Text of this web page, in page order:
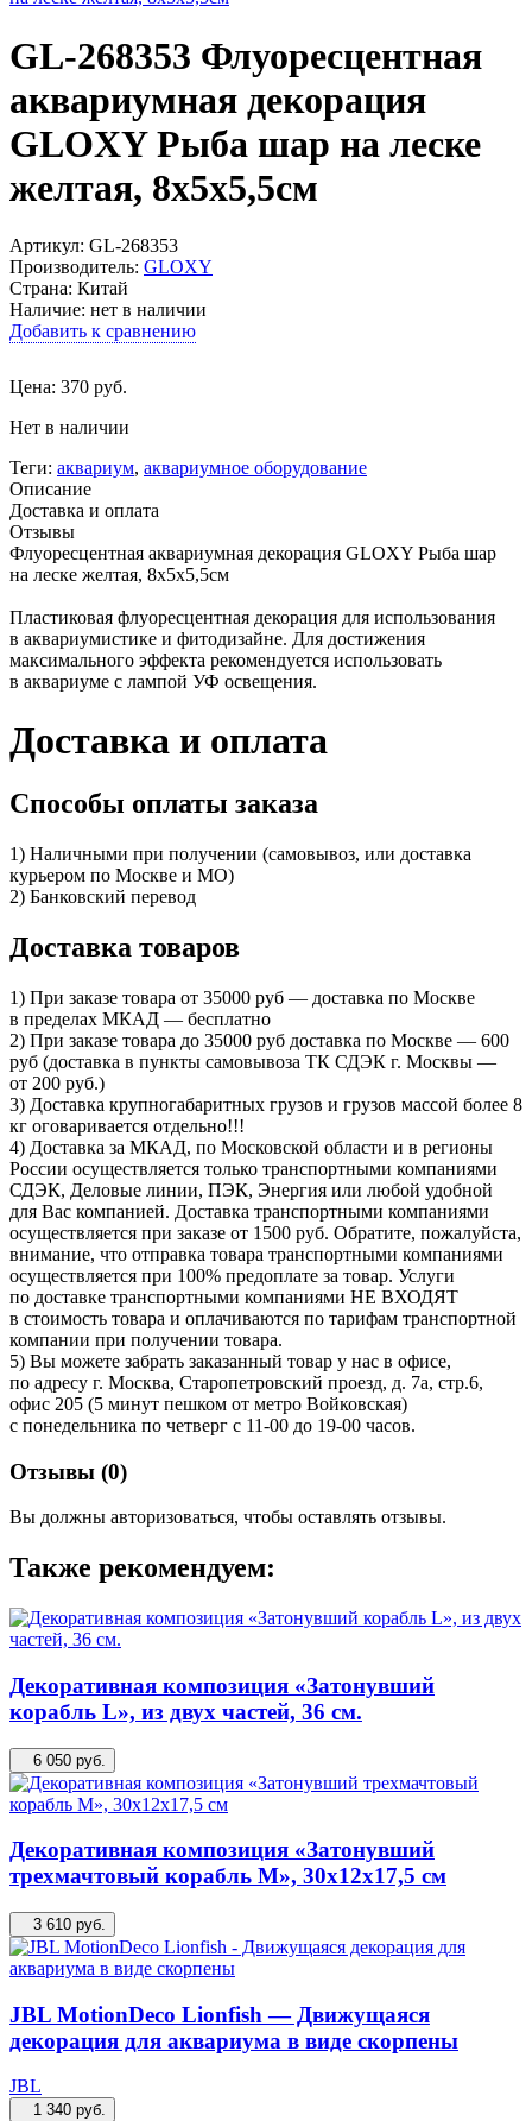
GL-268353 Флуоресцентная
аквариумная декорация
GLOXY Рыба шар на леске
желтая, 8х5х5,5см
Артикул: GL-268353
Производитель: GLOXY
Страна: Китай
Наличие: нет в наличии
Добавить к сравнению
Цена: 370 руб.
Нет в наличии
Теги: аквариум, аквариумное оборудование
Описание
Доставка и оплата
Отзывы
Флуоресцентная аквариумная декорация GLOXY Рыба шар
на леске желтая, 8х5х5,5см
Пластиковая флуоресцентная декорация для использования
в аквариумистике и фитодизайне. Для достижения
максимального эффекта рекомендуется использовать
в аквариуме с лампой УФ освещения.
Доставка и оплата
Способы оплаты заказа
1) Наличными при получении (самовывоз, или доставка
курьером по Москве и МО)
2) Банковский перевод
Доставка товаров
1) При заказе товара от 35000 руб — доставка по Москве
в пределах МКАД — бесплатно
2) При заказе товара до 35000 руб доставка по Москве — 600
руб (доставка в пункты самовывоза ТК СДЭК г. Москвы —
от 200 руб.)
3) Доставка крупногабаритных грузов и грузов массой более 8
кг оговаривается отдельно!!!
4) Доставка за МКАД, по Московской области и в регионы
России осуществляется только транспортными компаниями
СДЭК, Деловые линии, ПЭК, Энергия или любой удобной
для Вас компанией. Доставка транспортными компаниями
осуществляется при заказе от 1500 руб. Обратите, пожалуйста,
внимание, что отправка товара транспортными компаниями
осуществляется при 100% предоплате за товар. Услуги
по доставке транспортными компаниями НЕ ВХОДЯТ
в стоимость товара и оплачиваются по тарифам транспортной
компании при получении товара.
5) Вы можете забрать заказанный товар у нас в офисе,
по адресу г. Москва, Старопетровский проезд, д. 7а, стр.6,
офис 205 (5 минут пешком от метро Войковская)
с понедельника по четверг с 11-00 до 19-00 часов.
Отзывы (0)
Вы должны авторизоваться, чтобы оставлять отзывы.
Также рекомендуем:
Декоративная композиция «Затонувший
корабль L», из двух частей, 36 см.
6 050 руб.
Декоративная композиция «Затонувший
трехмачтовый корабль M», 30х12х17,5 см
3 610 руб.
JBL MotionDeco Lionfish — Движущаяся
декорация для аквариума в виде скорпены
JBL
1 340 руб.